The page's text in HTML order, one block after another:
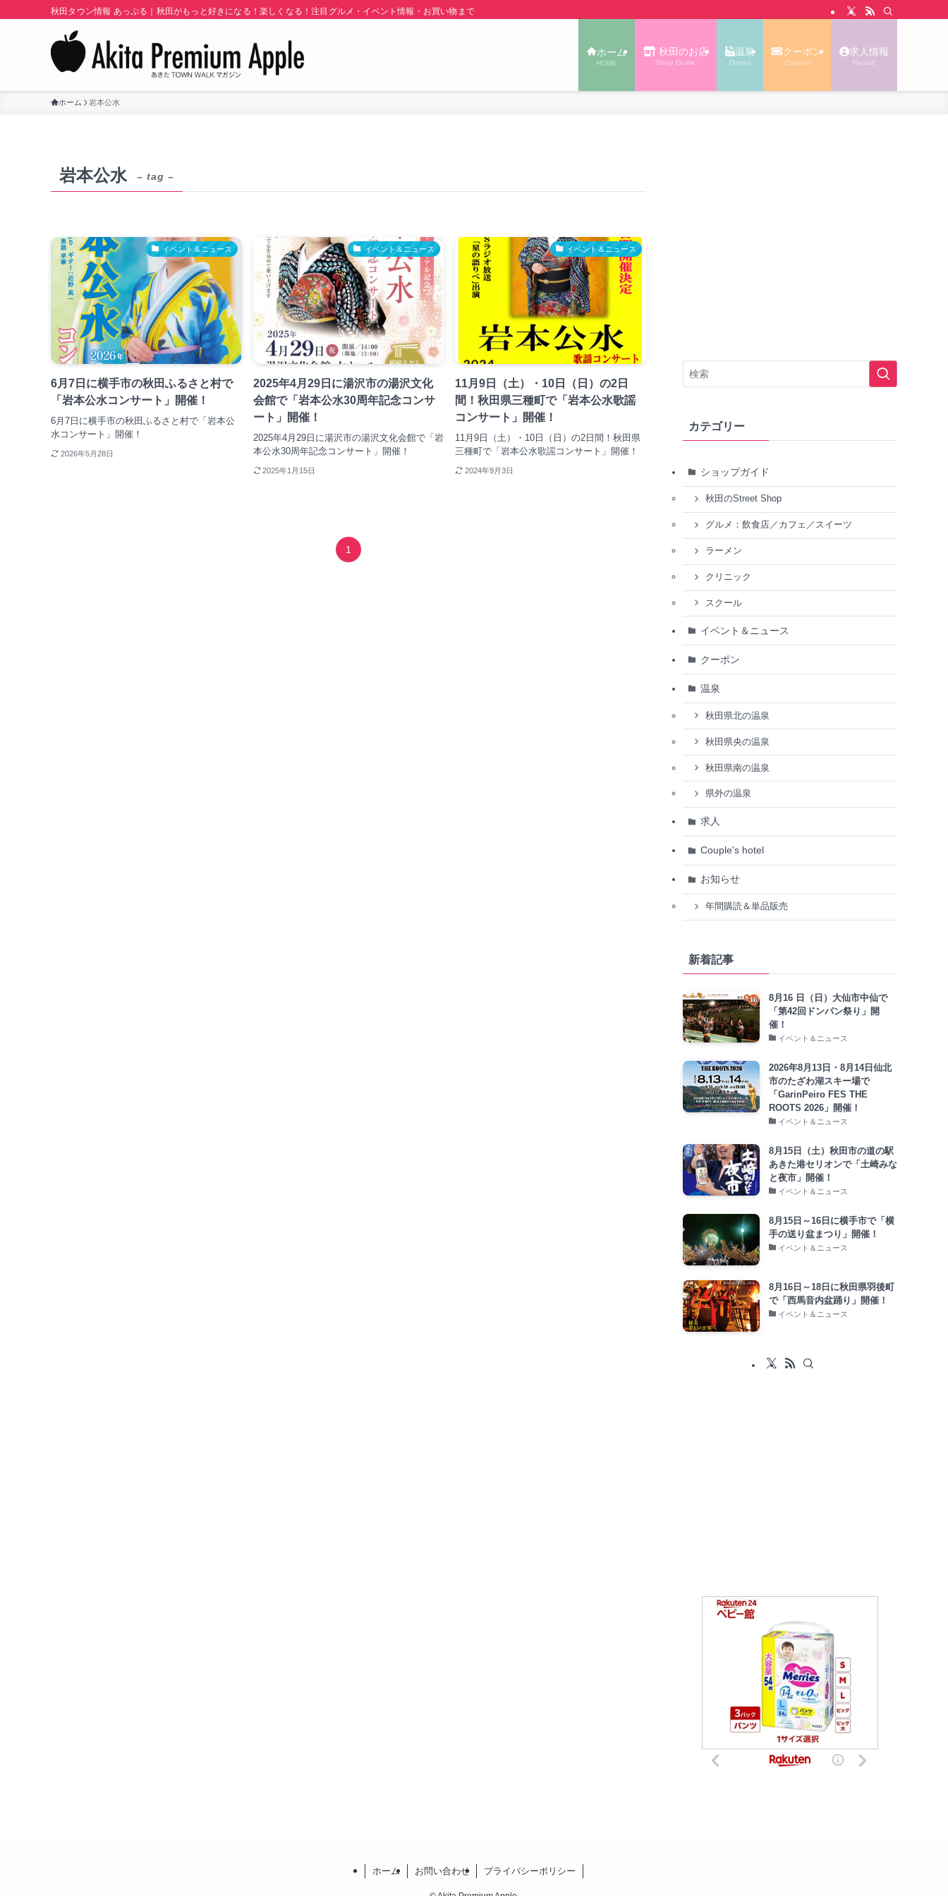
秋田タウン情報 あっぷる｜秋田がもっと好きになる！楽しくなる！注目グルメ・イベント情報・お買い物まで秋田の旬の街ネタをご紹介！ | あきた TOWN WALK あっぷる｜秋田タウン情報
ホーム
HOME
秋田のお店
Shop Guide
温泉
Onsen
クーポン
Coupon
求人情報
Recruit
ホーム 岩本公水
岩本公水 – tag –
イベント＆ニュース
6月7日に横手市の秋田ふるさと村で
「岩本公水コンサート」開催！
6月7日に横手市の秋田ふるさと村で「岩本公
水コンサート」開催！
2026年5月28日
イベント＆ニュース
2025年4月29日に湯沢市の湯沢文化
会館で「岩本公水30周年記念コンサ
ート」開催！
2025年4月29日に湯沢市の湯沢文化会館で「岩
本公水30周年記念コンサート」開催！
2025年1月15日
イベント＆ニュース
11月9日（土）・10日（日）の2日
間！秋田県三種町で「岩本公水歌謡
コンサート」開催！
11月9日（土）・10日（日）の2日間！秋田県
三種町で「岩本公水歌謡コンサート」開催！
2024年9月3日
1
カテゴリー
ショップガイド
秋田のStreet Shop
グルメ：飲食店／カフェ／スイーツ
ラーメン
クリニック
スクール
イベント＆ニュース
クーポン
温泉
秋田県北の温泉
秋田県央の温泉
秋田県南の温泉
県外の温泉
求人
Couple's hotel
お知らせ
年間購読＆単品販売
新着記事
8月16 日（日）大仙市中仙で
「第42回ドンパン祭り」開
催！
イベント＆ニュース
2026年8月13日・8月14日仙北
市のたざわ湖スキー場で
「GarinPeiro FES THE
ROOTS 2026」開催！
イベント＆ニュース
8月15日（土）秋田市の道の駅
あきた港セリオンで「土崎みな
と夜市」開催！
イベント＆ニュース
8月15日～16日に横手市で「横
手の送り盆まつり」開催！
イベント＆ニュース
8月16日～18日に秋田県羽後町
で「西馬音内盆踊り」開催！
イベント＆ニュース
ホーム お問い合わせ プライバシーポリシー